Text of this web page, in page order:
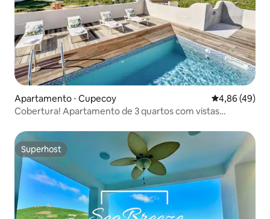
Apartamento ⋅ Cupecoy 4,86 de uma
4,86 (49)
Cobertura! Apartamento de 3 quartos com vistas
Superhost
Superhost